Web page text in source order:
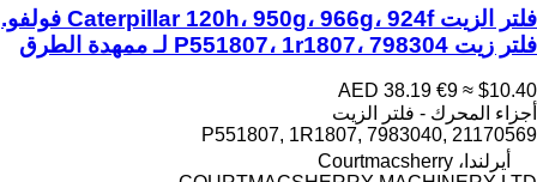
فلتر الزيت Caterpillar 120h، 950g، 966g، 924f فولفو.
فلتر زيت P551807، 1r1807، 798304 لـ ممهدة الطرق
AED 38.19 €9 ≈ $10.40
أجزاء المحرك - فلتر الزيت
P551807, 1R1807, 7983040, 21170569
أيرلندا، Courtmacsherry